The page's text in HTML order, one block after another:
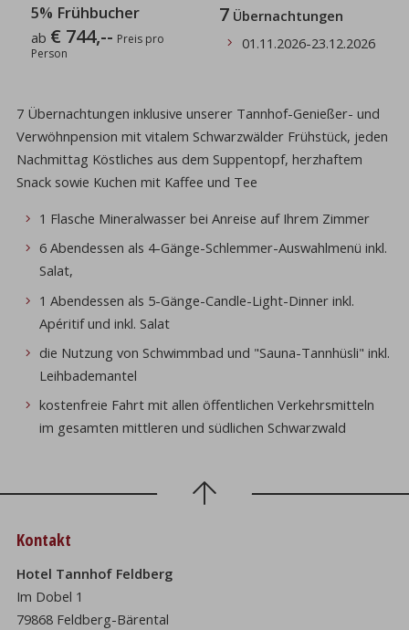
5% Frühbucher
ab € 744,-- Preis pro
Person
7 Übernachtungen
01.11.2026-23.12.2026
7 Übernachtungen inklusive unserer Tannhof-Genießer- und
Verwöhnpension mit vitalem Schwarzwälder Frühstück, jeden
Nachmittag Köstliches aus dem Suppentopf, herzhaftem
Snack sowie Kuchen mit Kaffee und Tee
1 Flasche Mineralwasser bei Anreise auf Ihrem Zimmer
6 Abendessen als 4-Gänge-Schlemmer-Auswahlmenü inkl.
Salat,
1 Abendessen als 5-Gänge-Candle-Light-Dinner inkl.
Apéritif und inkl. Salat
die Nutzung von Schwimmbad und "Sauna-Tannhüsli" inkl.
Leihbademantel
kostenfreie Fahrt mit allen öffentlichen Verkehrsmitteln
im gesamten mittleren und südlichen Schwarzwald
Kontakt
Hotel Tannhof Feldberg
Im Dobel 1
79868 Feldberg-Bärental